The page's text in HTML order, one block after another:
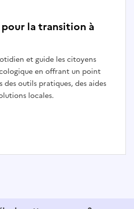
la transition à
et guide les citoyens
en offrant un point
des outils pratiques, des aides
locales.